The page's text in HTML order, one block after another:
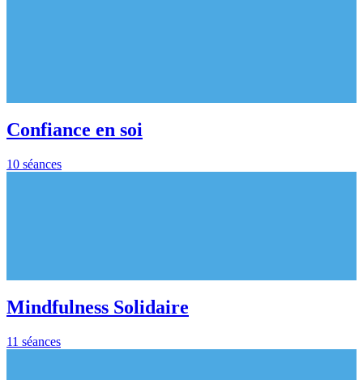
Confiance en soi
10 séances
Mindfulness Solidaire
11 séances